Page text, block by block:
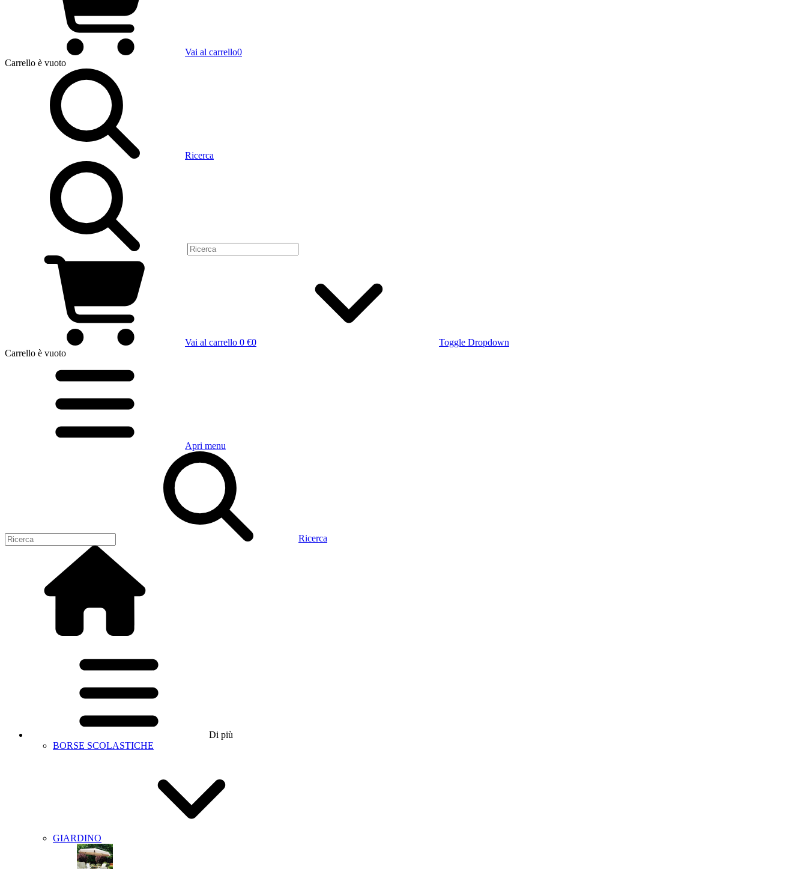
Vai al carrello0
Carrello è vuoto
Ricerca
Vai al carrello 0 €0
Toggle Dropdown
Carrello è vuoto
Apri menu
Ricerca
Di più
BORSE SCOLASTICHE
GIARDINO